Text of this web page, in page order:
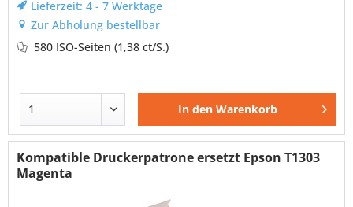
Lieferzeit: 4 - 7 Werktage
Zur Abholung bestellbar
580 ISO-Seiten(1,38 ct/S.)
In den Warenkorb
Kompatible Druckerpatrone ersetzt Epson T1303
Magenta